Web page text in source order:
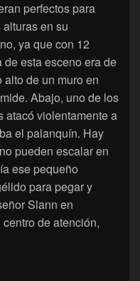
perfectos para
en su
ya que con 12
esta esceno era de
de un muro en
Abajo, uno de los
atacó violentamente a
el palanquín. Hay
pueden escalar en
ese pequeño
para pegar y
Slann en
de atención,